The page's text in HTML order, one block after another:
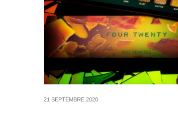
21 SEPTEMBRE 2020